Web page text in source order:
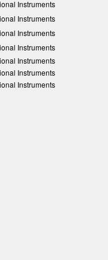
Instruments
Instruments
Instruments
Instruments
Instruments
Instruments
Instruments